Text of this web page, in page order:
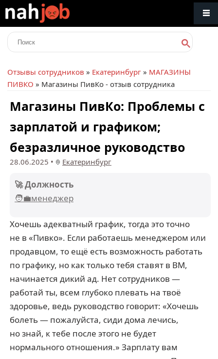
Отзывы сотрудников » Екатеринбург » МАГАЗИНЫ
ПИВКО » Магазины ПивКо - отзыв сотрудника
Магазины ПивКо: Проблемы с
зарплатой и графиком;
безразличное руководство
28.06.2025 • Екатеринбург
🚀 Должность
🧑‍💼менеджер
Хочешь адекватный график, тогда это точно
не в «Пивко». Если работаешь менеджером или
продавцом, то ещё есть возможность работать
по графику, но как только тебя ставят в ВМ,
начинается дикий ад. Нет сотрудников —
работай ты, всем глубоко плевать на твоё
здоровье, ведь руководство говорит: «Хочешь
болеть — пожалуйста, сиди дома лечись,
но знай, к тебе после этого не будет
нормального отношения.» Зарплату вам